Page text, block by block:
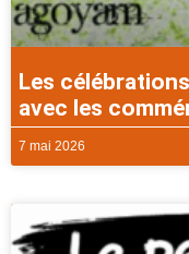
Les
avec les
7 mai 2026